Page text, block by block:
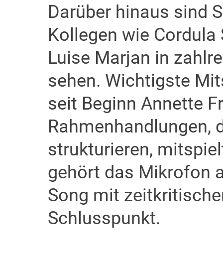
Darüber hinaus sind
Kollegen wie
Luise Marjan in
sehen. Wichtigste
seit Beginn Annette
Rahmenhandlungen,
strukturieren,
gehört das Mikrofon
Song mit
Schlusspunkt.